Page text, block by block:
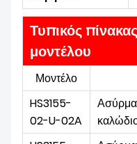
Τυπικός
μοντέλου
Μοντέλο
HS3155-
02-U-02A